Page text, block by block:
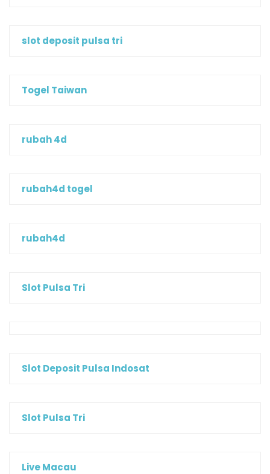
slot deposit pulsa tri
Togel Taiwan
rubah 4d
rubah4d togel
rubah4d
Slot Pulsa Tri
Slot Deposit Pulsa Indosat
Slot Pulsa Tri
Live Macau